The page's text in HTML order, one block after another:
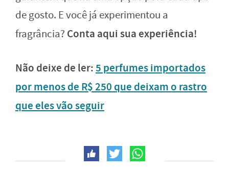
de gosto. E você já experimentou a
fragrância? Conta aqui sua experiência!
Não deixe de ler:5 perfumes importados
por menos de R$ 250 que deixam o rastro
que eles vão seguir